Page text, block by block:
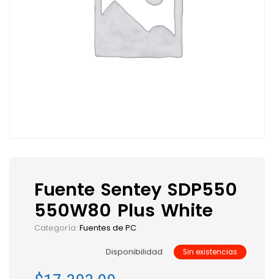
Fuente Sentey SDP550
550W80 Plus White
Categoría: Fuentes de PC
Disponibilidad Sin existencias